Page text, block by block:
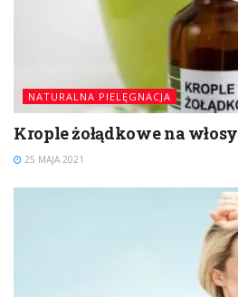
NATURALNA PIELĘGNACJA
Krople żołądkowe na włosy
25 MAJA 2021